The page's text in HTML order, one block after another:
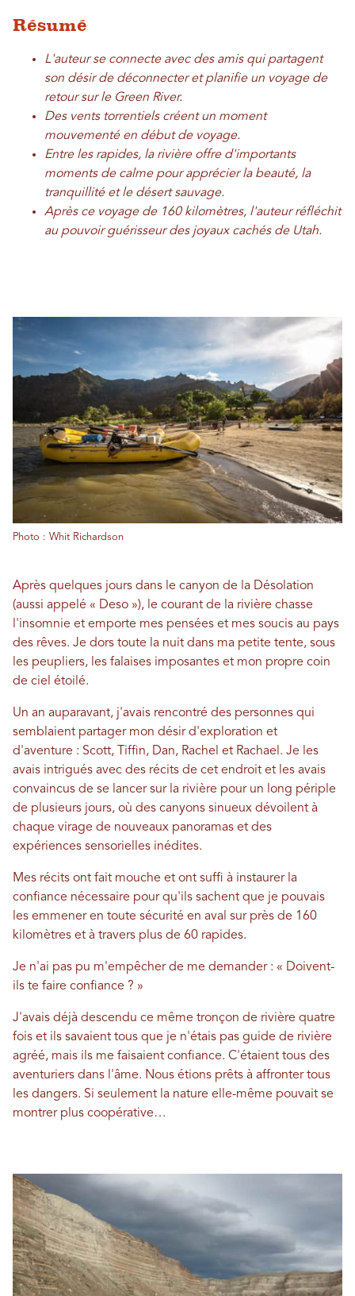
Résumé
L'auteur se connecte avec des amis qui partagent
son désir de déconnecter et planifie un voyage de
retour sur le Green River.
Des vents torrentiels créent un moment
mouvementé en début de voyage.
Entre les rapides, la rivière offre d'importants
moments de calme pour apprécier la beauté, la
tranquillité et le désert sauvage.
Après ce voyage de 160 kilomètres, l'auteur réfléchit
au pouvoir guérisseur des joyaux cachés de Utah.
Photo : Whit Richardson
Après quelques jours dans le canyon de la Désolation
(aussi appelé « Deso »), le courant de la rivière chasse
l'insomnie et emporte mes pensées et mes soucis au pays
des rêves. Je dors toute la nuit dans ma petite tente, sous
les peupliers, les falaises imposantes et mon propre coin
de ciel étoilé.
Un an auparavant, j'avais rencontré des personnes qui
semblaient partager mon désir d'exploration et
d'aventure : Scott, Tiffin, Dan, Rachel et Rachael. Je les
avais intrigués avec des récits de cet endroit et les avais
convaincus de se lancer sur la rivière pour un long périple
de plusieurs jours, où des canyons sinueux dévoilent à
chaque virage de nouveaux panoramas et des
expériences sensorielles inédites.
Mes récits ont fait mouche et ont suffi à instaurer la
confiance nécessaire pour qu'ils sachent que je pouvais
les emmener en toute sécurité en aval sur près de 160
kilomètres et à travers plus de 60 rapides.
Je n'ai pas pu m'empêcher de me demander : « Doivent-
ils te faire confiance ? »
J'avais déjà descendu ce même tronçon de rivière quatre
fois et ils savaient tous que je n'étais pas guide de rivière
agréé, mais ils me faisaient confiance. C'étaient tous des
aventuriers dans l'âme. Nous étions prêts à affronter tous
les dangers. Si seulement la nature elle-même pouvait se
montrer plus coopérative…